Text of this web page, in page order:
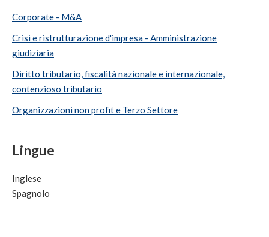
Corporate - M&A
Crisi e ristrutturazione d'impresa - Amministrazione
giudiziaria
Diritto tributario, fiscalità nazionale e internazionale,
contenzioso tributario
Organizzazioni non profit e Terzo Settore
Lingue
Inglese
Spagnolo